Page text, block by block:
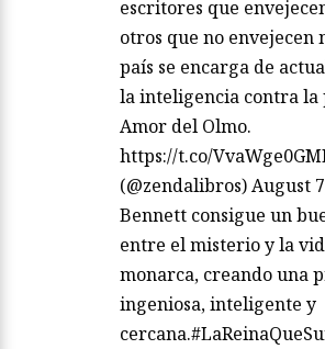
escritores que
otros que no envejecen
país se encarga de
la inteligencia contra la
Amor del Olmo.
https://t.co/
(@zendalibros) August
Bennett consigue un
entre el misterio y la
monarca, creando una
ingeniosa, inteligente y